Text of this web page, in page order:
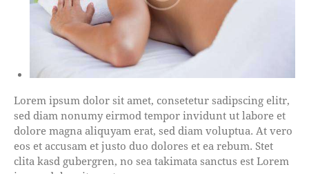
Lorem ipsum dolor sit amet, consetetur sadipscing elitr,
sed diam nonumy eirmod tempor invidunt ut labore et
dolore magna aliquyam erat, sed diam voluptua. At vero
eos et accusam et justo duo dolores et ea rebum. Stet
clita kasd gubergren, no sea takimata sanctus est Lorem